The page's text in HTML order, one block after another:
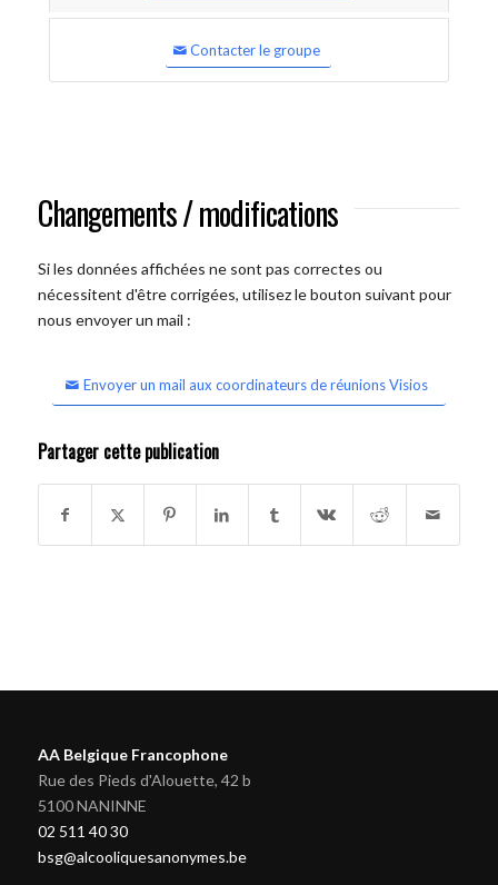
Contacter le groupe
Changements / modifications
Si les données affichées ne sont pas correctes ou
nécessitent d'être corrigées, utilisez le bouton suivant pour
nous envoyer un mail :
Envoyer un mail aux coordinateurs de réunions Visios
Partager cette publication
AA Belgique Francophone
Rue des Pieds d'Alouette, 42 b
5100 NANINNE
02 511 40 30
bsg@alcooliquesanonymes.be